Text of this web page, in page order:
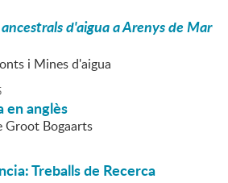
d'aigua a Arenys de Mar
i Mines d'aigua
en anglès
Groot Bogaarts
Treballs de Recerca